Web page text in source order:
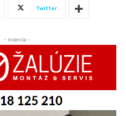
Twitter
- Inzercia -